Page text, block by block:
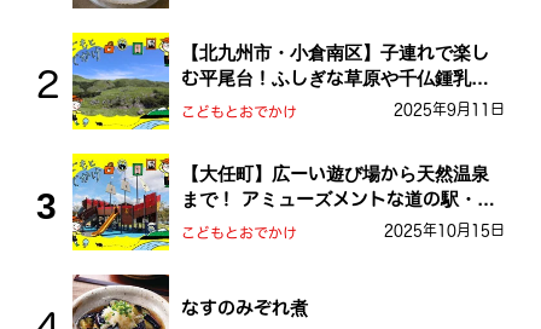
【北九州市・小倉南区】子連れで楽し
む平尾台！ふしぎな草原や千仏鍾乳洞
を探検しよう！
こどもとおでかけ 2025年9月11日
【大任町】広ーい遊び場から天然温泉
まで！ アミューズメントな道の駅・お
おとう桜街道
こどもとおでかけ 2025年10月15日
なすのみぞれ煮